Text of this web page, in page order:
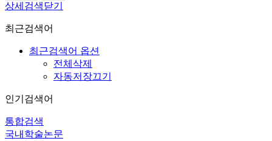
상세검색닫기
최근검색어
최근검색어 옵션
전체삭제
자동저장끄기
인기검색어
통합검색
국내학술논문